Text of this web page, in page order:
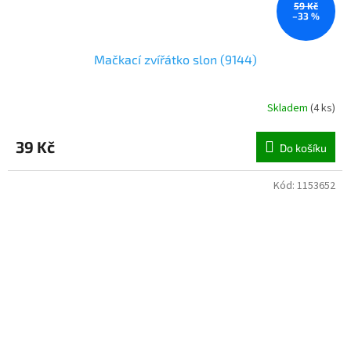
59 Kč
–33 %
Mačkací zvířátko slon (9144)
Skladem (4 ks)
39 Kč Do košíku
Kód: 1153652